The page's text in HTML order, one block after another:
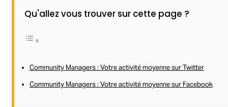
Qu'allez vous trouver sur cette page ?
Community Managers : Votre activité moyenne sur Twitter
Community Managers : Votre activité moyenne sur Facebook